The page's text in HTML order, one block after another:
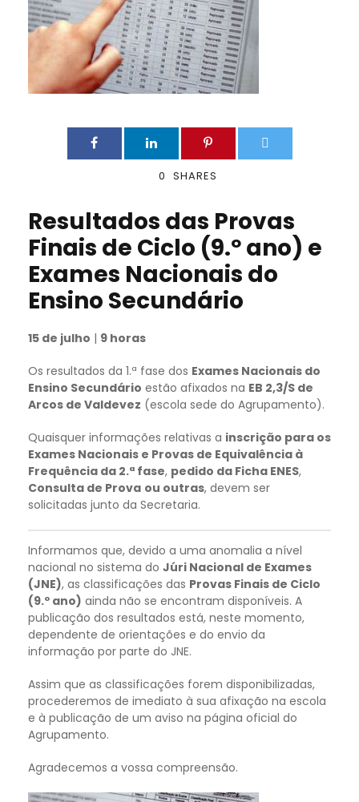
0 SHARES
Resultados das Provas
Finais de Ciclo (9.º ano) e
Exames Nacionais do
Ensino Secundário
15 de julho | 9 horas
Os resultados da 1.ª fase dos Exames Nacionais do
Ensino Secundário estão afixados na EB 2,3/S de
Arcos de Valdevez (escola sede do Agrupamento).
Quaisquer informações relativas a inscrição para os
Exames Nacionais e Provas de Equivalência à
Frequência da 2.ª fase, pedido da Ficha ENES,
Consulta de Prova ou outras, devem ser
solicitadas junto da Secretaria.
Informamos que, devido a uma anomalia a nível
nacional no sistema do Júri Nacional de Exames
(JNE), as classificações das Provas Finais de Ciclo
(9.º ano) ainda não se encontram disponíveis. A
publicação dos resultados está, neste momento,
dependente de orientações e do envio da
informação por parte do JNE.
Assim que as classificações forem disponibilizadas,
procederemos de imediato à sua afixação na escola
e à publicação de um aviso na página oficial do
Agrupamento.
Agradecemos a vossa compreensão.